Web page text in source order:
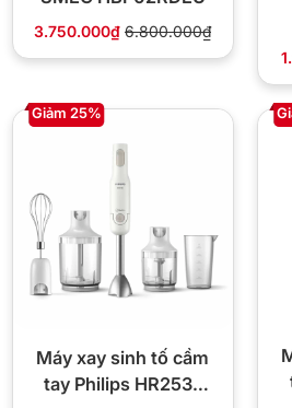
3.750.000₫ 6.800.000₫
Giảm 25%
Máy xay sinh tố cầm
tay Philips HR2537